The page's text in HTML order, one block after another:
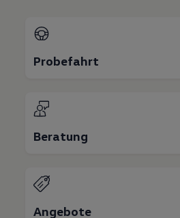
Uptime
Probefahrt
Beratung
Angebote